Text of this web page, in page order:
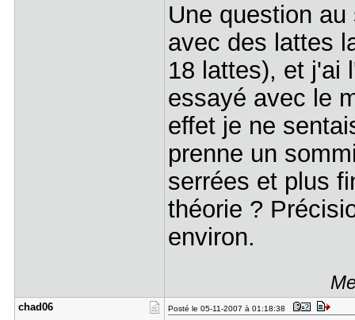
Une question
avec des lattes
18 lattes), et j'ai
essayé avec le
effet je ne
prenne un
serrées et plus
théorie ?
environ.
chad06 Posté le 05-11-2007 à 01:18:38